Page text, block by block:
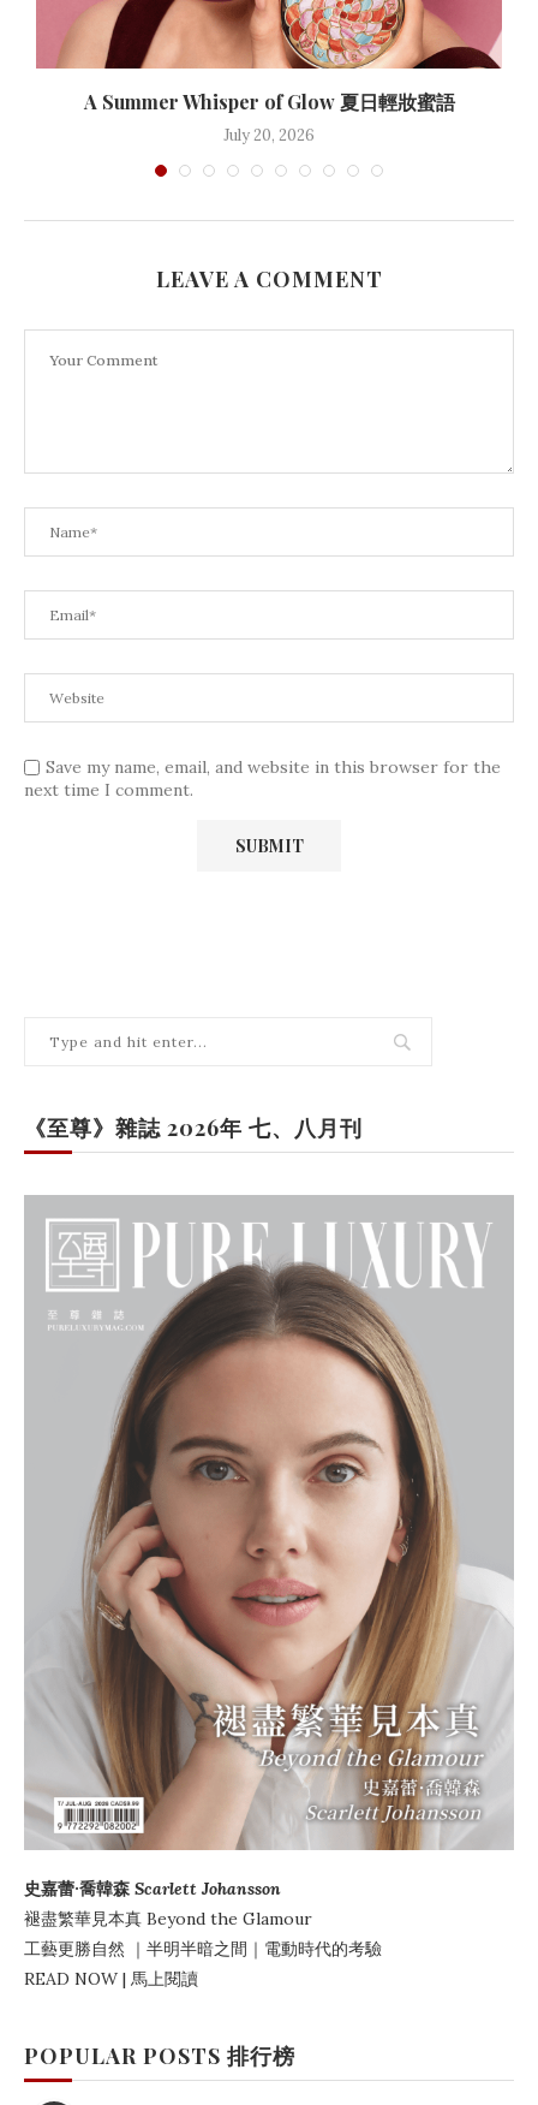
A Summer Whisper of Glow 夏日輕妝蜜語
July 20, 2026
LEAVE A COMMENT
Save my name, email, and website in this browser for the
next time I comment.
《至尊》雜誌 2026年 七、八月刊
史嘉蕾·喬韓森 Scarlett Johansson
褪盡繁華見本真 Beyond the Glamour
工藝更勝自然 ｜ 半明半暗之間 ｜電動時代的考驗
READ NOW | 馬上閱讀
POPULAR POSTS 排行榜